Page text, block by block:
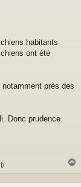
habitants
ont été
près des
Donc prudence.
u